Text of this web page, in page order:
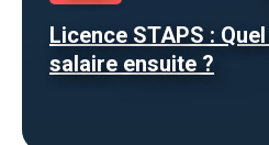
Licence STAPS :
salaire ensuite ?